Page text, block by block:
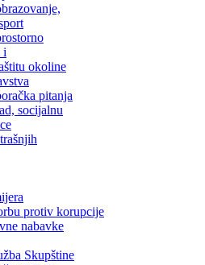
i
okoline
pitanja
socijalnu
protiv korupcije
nabavke
Skupštine